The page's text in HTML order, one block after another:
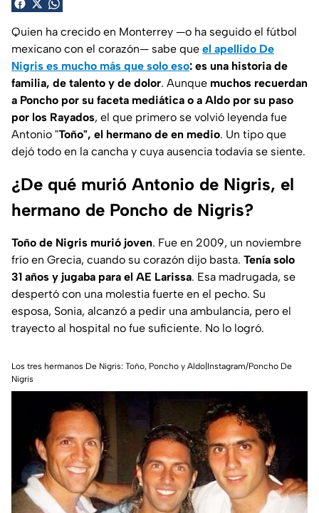
Quien ha crecido en Monterrey —o ha seguido el fútbol
mexicano con el corazón— sabe que el apellido De
Nigris es mucho más que solo eso: es una historia de
familia, de talento y de dolor. Aunque muchos recuerdan
a Poncho por su faceta mediática o a Aldo por su paso
por los Rayados, el que primero se volvió leyenda fue
Antonio "Toño", el hermano de en medio. Un tipo que
dejó todo en la cancha y cuya ausencia todavía se siente.
¿De qué murió Antonio de Nigris, el
hermano de Poncho de Nigris?
Toño de Nigris murió joven. Fue en 2009, un noviembre
frío en Grecia, cuando su corazón dijo basta. Tenía solo
31 años y jugaba para el AE Larissa. Esa madrugada, se
despertó con una molestia fuerte en el pecho. Su
esposa, Sonia, alcanzó a pedir una ambulancia, pero el
trayecto al hospital no fue suficiente. No lo logró.
Los tres hermanos De Nigris: Toño, Poncho y Aldo|Instagram/Poncho De
Nigris